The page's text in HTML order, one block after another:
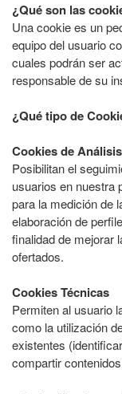
¿Qué son las
Una cookie es un
equipo del usuario
cuales podrán ser
responsable de su
¿Qué tipo de
Cookies de Análisis
Posibilitan el
usuarios en nuestra
para la medición de
elaboración de
finalidad de mejorar
ofertados.
Cookies Técnicas
Permiten al usuario
como la utilización
existentes
compartir